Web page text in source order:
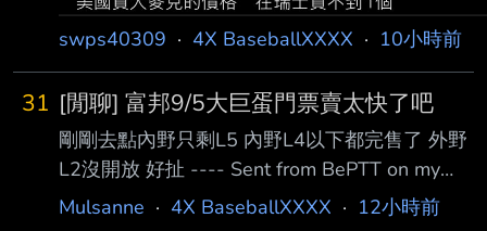
swps40309 · 4X BaseballXXXX · 10小時前
31 [閒聊] 富邦9/5大巨蛋門票賣太快了吧
剛剛去點內野只剩L5 內野L4以下都完售了 外野
L2沒開放 好扯 ---- Sent from BePTT on my
iPhone 15 Pro Max --
Mulsanne · 4X BaseballXXXX · 12小時前